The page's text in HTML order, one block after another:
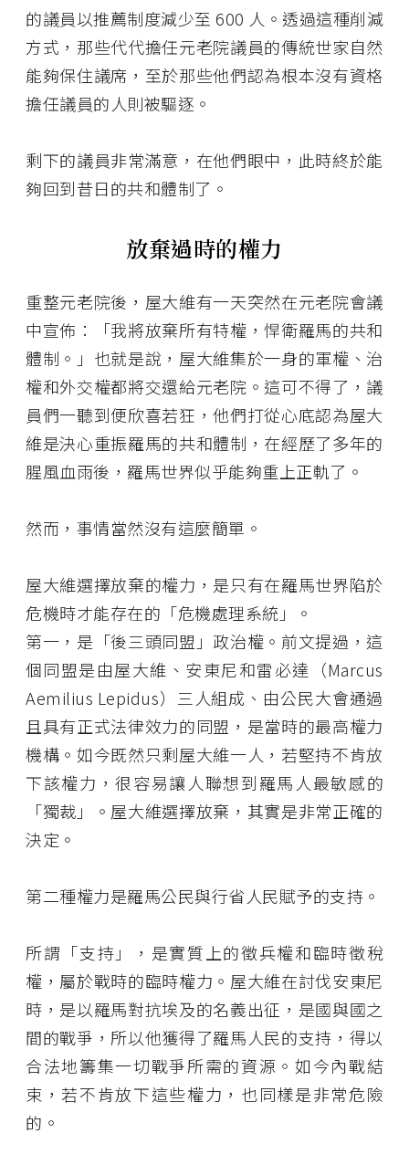
的議員以推薦制度減少至 600 人。透過這種削減
方式，那些代代擔任元老院議員的傳統世家自然
能夠保住議席，至於那些他們認為根本沒有資格
擔任議員的人則被驅逐。
剩下的議員非常滿意，在他們眼中，此時終於能
夠回到昔日的共和體制了。
放棄過時的權力
重整元老院後，屋大維有一天突然在元老院會議
中宣佈：「我將放棄所有特權，悍衛羅馬的共和
體制。」也就是說，屋大維集於一身的軍權、治
權和外交權都將交還給元老院。這可不得了，議
員們一聽到便欣喜若狂，他們打從心底認為屋大
維是決心重振羅馬的共和體制，在經歷了多年的
腥風血雨後，羅馬世界似乎能夠重上正軌了。
然而，事情當然沒有這麼簡單。
屋大維選擇放棄的權力，是只有在羅馬世界陷於
危機時才能存在的「危機處理系統」。
第一，是「後三頭同盟」政治權。前文提過，這
個同盟是由屋大維、安東尼和雷必達（Marcus
Aemilius Lepidus）三人組成、由公民大會通過
且具有正式法律效力的同盟，是當時的最高權力
機構。如今既然只剩屋大維一人，若堅持不肯放
下該權力，很容易讓人聯想到羅馬人最敏感的
「獨裁」。屋大維選擇放棄，其實是非常正確的
決定。
第二種權力是羅馬公民與行省人民賦予的支持。
所謂「支持」，是實質上的徵兵權和臨時徵稅
權，屬於戰時的臨時權力。屋大維在討伐安東尼
時，是以羅馬對抗埃及的名義出征，是國與國之
間的戰爭，所以他獲得了羅馬人民的支持，得以
合法地籌集一切戰爭所需的資源。如今內戰結
束，若不肯放下這些權力，也同樣是非常危險
的。